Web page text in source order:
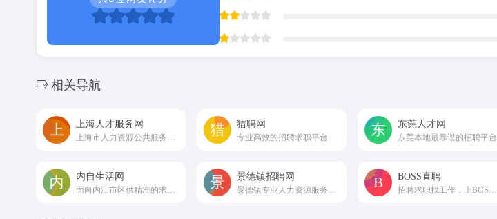
相关导航
上海人才服务网 猎聘网
专业高效的招聘求职平台
东莞人才网
东莞本地最靠谱的招聘平台
内自生活网 景德镇招聘网 BOSS直聘